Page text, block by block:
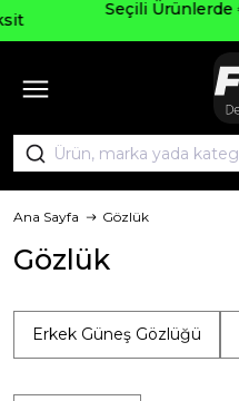
Seçili Ürünlerde
Ana Sayfa Gözlük
Gözlük
Erkek Güneş Gözlüğü